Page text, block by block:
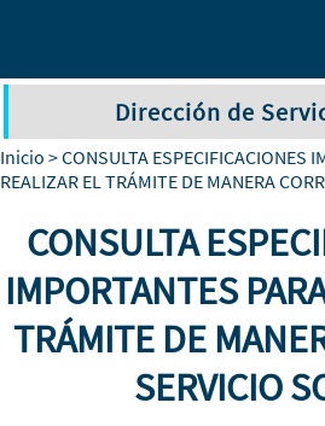
Dirección de
Inicio > CONSULTA ESPECIFICACIONES
REALIZAR EL TRÁMITE DE MANERA
CONSULTA
IMPORTANTES
TRÁMITE DE
SERVICIO